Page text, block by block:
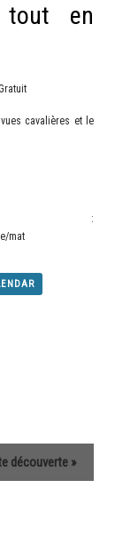
tout en
cavalières et le
:
mat
découverte »